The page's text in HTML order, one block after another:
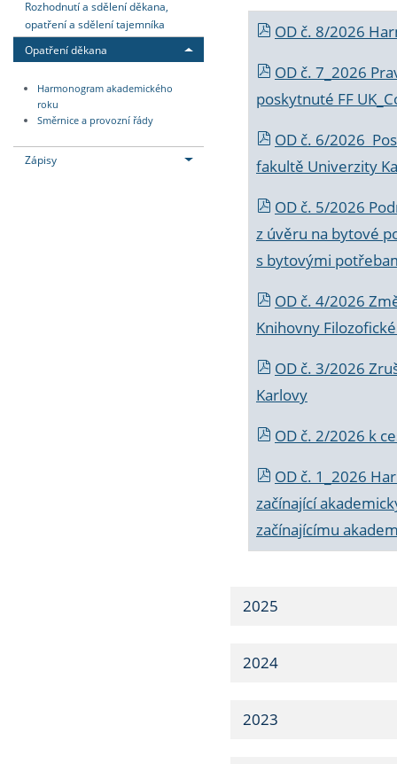
Rozhodnutí a sdělení děkana,
opatření a sdělení tajemníka
Opatření děkana
Harmonogram akademického
roku
Směrnice a provozní řády
Zápisy
OD č. 8/2026
OD č. 7_2026
poskytnuté FF
OD č. 6/2026
fakultě Univerzity
OD č. 5/2026
z úvěru na bytové
s bytovými
OD č. 4/2026
Knihovny
OD č. 3/2026
Karlovy
OD č. 2/2026 k
OD č. 1_2026
začínající
začínajícímu
2025
2024
2023